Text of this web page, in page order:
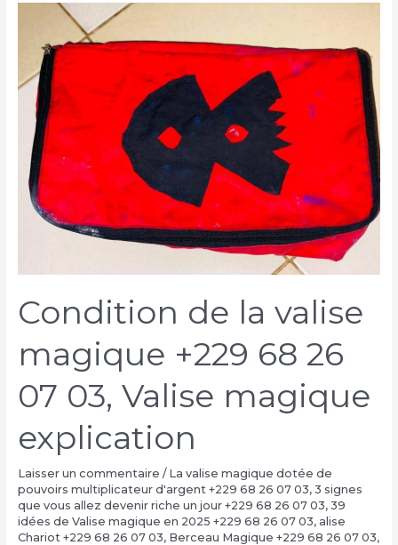
Condition de la valise
magique +229 68 26
07 03, Valise magique
explication
Laisser un commentaire / La valise magique dotée de
pouvoirs multiplicateur d'argent +229 68 26 07 03, 3 signes
que vous allez devenir riche un jour +229 68 26 07 03, 39
idées de Valise magique en 2025 +229 68 26 07 03, alise
Chariot +229 68 26 07 03, Berceau Magique +229 68 26 07 03,